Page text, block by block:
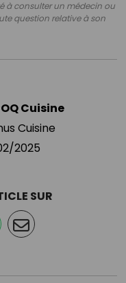
à consulter un médecin ou
question relative à son
Cuisine
Cuisine
2025
SUR